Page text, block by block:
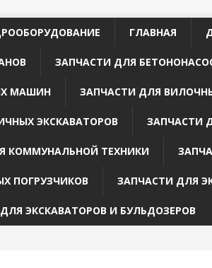
ГЛАВНАЯ
ЗАПЧАСТИ ДЛЯ
МАШИН ЗАПЧАСТИ ДЛЯ
ЭКСКАВАТОРОВ ЗАПЧАСТИ
КОММУНАЛЬНОЙ ТЕХНИКИ
ПОГРУЗЧИКОВ ЗАПЧАСТИ ДЛЯ
ЭКСКАВАТОРОВ И БУЛЬДОЗЕРОВ